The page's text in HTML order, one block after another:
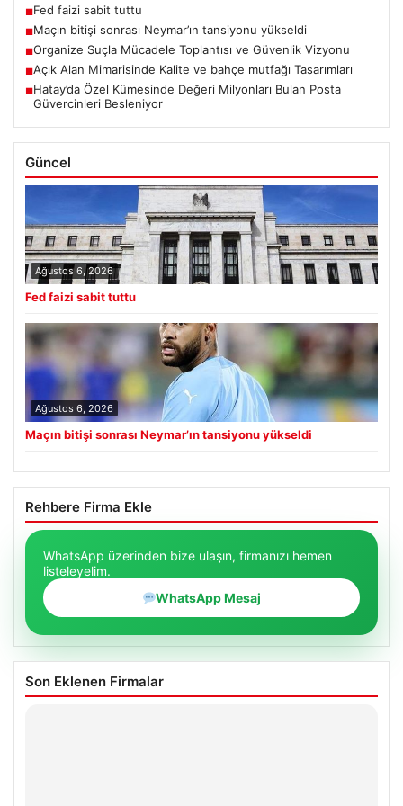
■Fed faizi sabit tuttu
■Maçın bitişi sonrası Neymar’ın tansiyonu yükseldi
■Organize Suçla Mücadele Toplantısı ve Güvenlik Vizyonu
■Açık Alan Mimarisinde Kalite ve bahçe mutfağı Tasarımları
■Hatay’da Özel Kümesinde Değeri Milyonları Bulan Posta
Güvercinleri Besleniyor
Güncel
Ağustos 6, 2026
Fed faizi sabit tuttu
Ağustos 6, 2026
Maçın bitişi sonrası Neymar’ın tansiyonu yükseldi
Rehbere Firma Ekle
WhatsApp üzerinden bize ulaşın, firmanızı hemen
listeleyelim.
WhatsApp Mesaj
Son Eklenen Firmalar